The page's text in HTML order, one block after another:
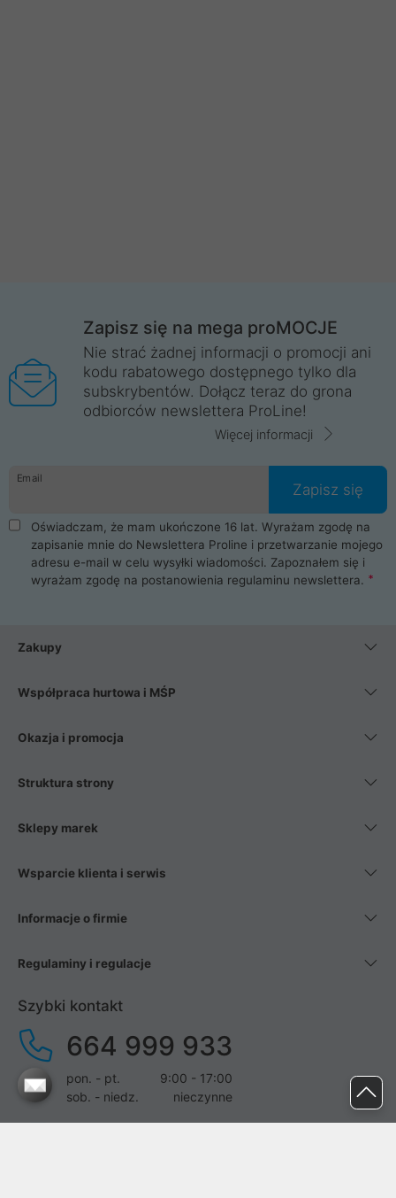
Zapisz się na mega proMOCJE
Nie strać żadnej informacji o promocji ani
kodu rabatowego dostępnego tylko dla
subskrybentów. Dołącz teraz do grona
odbiorców newslettera ProLine!
Więcej informacji
Email
Zapisz się
Oświadczam, że mam ukończone 16 lat. Wyrażam zgodę na
zapisanie mnie do Newslettera Proline i przetwarzanie mojego
adresu e-mail w celu wysyłki wiadomości. Zapoznałem się i
wyrażam zgodę na postanowienia regulaminu newslettera.
Zakupy
Współpraca hurtowa i MŚP
Okazja i promocja
Struktura strony
Sklepy marek
Wsparcie klienta i serwis
Informacje o firmie
Regulaminy i regulacje
Szybki kontakt
664 999 933
pon. - pt.
9:00 - 17:00
sob. - niedz.
nieczynne